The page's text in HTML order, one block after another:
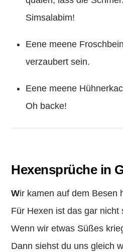
Simsalabim!
Eene meene
verzaubert sein.
Eene meene
Oh backe!
Hexensprüche in
Wir kamen auf dem Besen
Für Hexen ist das gar nicht
Wenn wir etwas Süßes
Dann siehst du uns gleich